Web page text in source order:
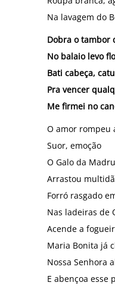
Na lavagem do
Dobra o tambor
No balaio levo
Bati cabeça,
Pra vencer
Me firmei no
O amor rompeu
Suor, emoção
O Galo da
Arrastou
Forró rasgado
Nas ladeiras de
Acende a
Maria Bonita já
Nossa Senhora
E abençoa esse